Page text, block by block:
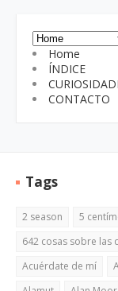
Home
ÍNDICE
CONTACTO
Tags
2 season
5
642 cosas sobre las
Acuérdate de mí